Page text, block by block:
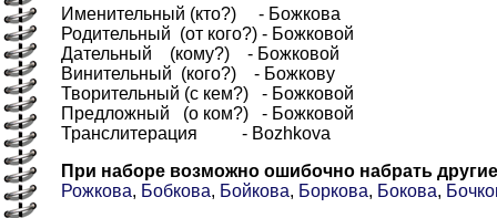
Именительный (кто?) - Божкова
Родительный (от кого?) - Божковой
Дательный (кому?) - Божковой
Винительный (кого?) - Божкову
Творительный (с кем?) - Божковой
Предложный (о ком?) - Божковой
Транслитерация - Bozhkova
При наборе возможно ошибочно набрать
Рожкова, Бобкова, Бойкова, Боркова, Бокова,